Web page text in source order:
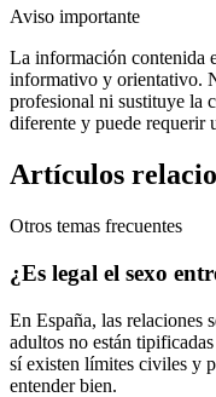
Aviso importante
La información contenida
informativo y orientativo.
profesional ni sustituye la
diferente y puede requerir
Artículos
Otros temas frecuentes
¿Es legal el sexo
En España, las relaciones
adultos no están
sí existen límites civiles y
entender bien.